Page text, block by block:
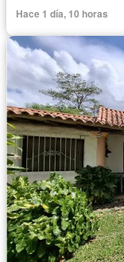
Hace 1 día, 10 horas